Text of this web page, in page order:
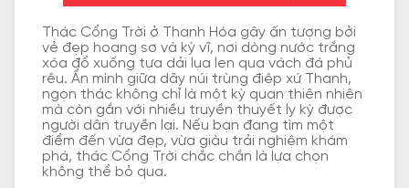
Thác Cổng Trời ở Thanh Hóa gây ấn tượng bởi
vẻ đẹp hoang sơ và kỳ vĩ, nơi dòng nước trắng
xóa đổ xuống tựa dải lụa len qua vách đá phủ
rêu. Ẩn mình giữa dãy núi trùng điệp xứ Thanh,
ngọn thác không chỉ là một kỳ quan thiên nhiên
mà còn gắn với nhiều truyền thuyết ly kỳ được
người dân truyền lại. Nếu bạn đang tìm một
điểm đến vừa đẹp, vừa giàu trải nghiệm khám
phá, thác Cổng Trời chắc chắn là lựa chọn
không thể bỏ qua.